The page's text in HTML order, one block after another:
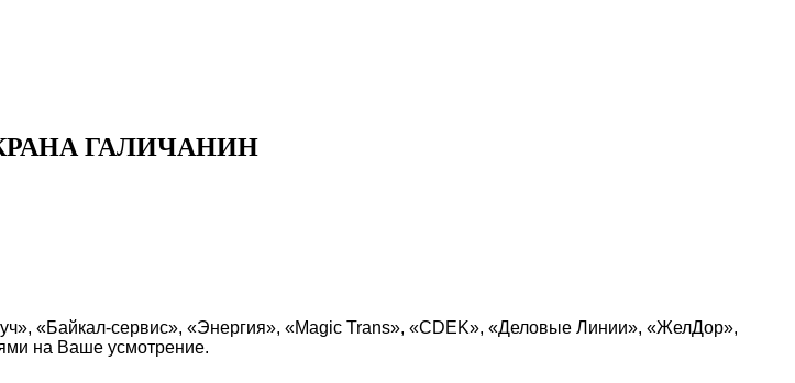
ГАЛИЧАНИН
«Байкал-сервис», «Энергия», «Magic Trans», «CDEK», «Деловые Линии», «ЖелДор»,
на Ваше усмотрение.